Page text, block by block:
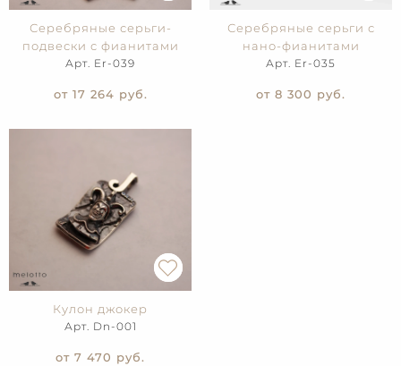
Серебряные серьги-
подвески с фианитами
Арт. Er-039
от 17 264 руб.
Серебряные серьги с
нано-фианитами
Арт. Er-035
от 8 300 руб.
Кулон джокер
Арт. Dn-001
от 7 470 руб.